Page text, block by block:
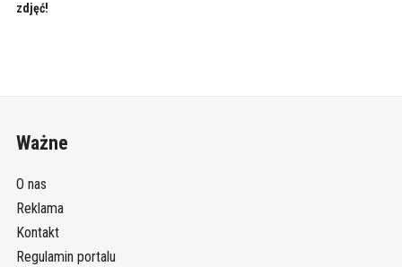
zdjęć!
Ważne
O nas
Reklama
Kontakt
Regulamin portalu